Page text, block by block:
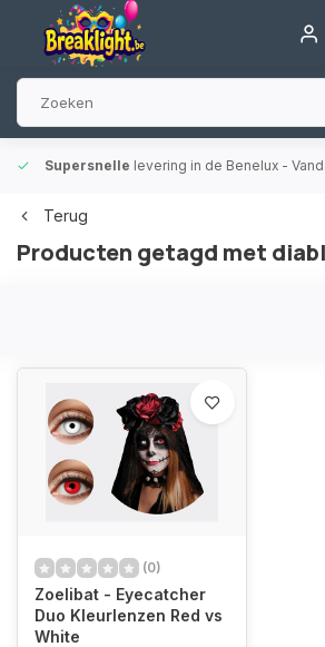
Supersnelle levering in de Benelux -
Terug
Producten getagd met
(0)
Zoelibat - Eyecatcher
Duo Kleurlenzen Red vs
White